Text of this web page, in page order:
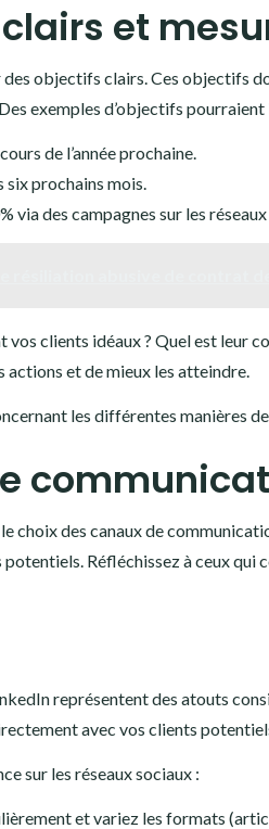
et
objectifs clairs. Ces objectifs
exemples d’objectifs pourraient
de l’année prochaine.
six prochains mois.
via des campagnes sur les
clients idéaux ? Quel est leur
et de mieux les atteindre.
les différentes manières
le choix des canaux de
Réfléchissez à ceux qui
représentent des atouts
avec vos clients
sur les réseaux sociaux :
et variez les formats